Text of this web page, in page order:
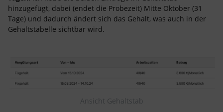
hinzugefügt, dabei (endet die Probezeit) Mitte Oktober (31
Tage) und dadurch ändert sich das Gehalt, was auch in der
Gehaltstabelle sichtbar wird.
Ansicht Gehaltstab